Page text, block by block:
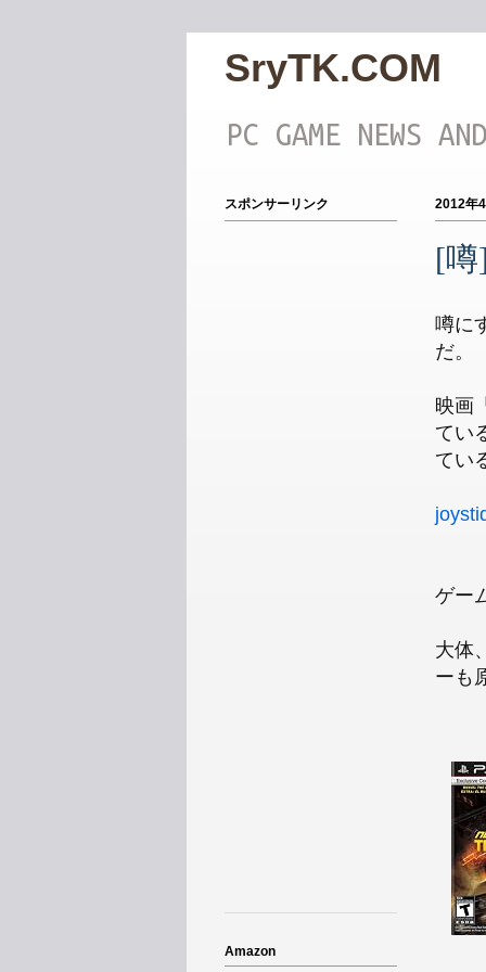
SryTK.COM
PC GAME NEWS
2012年
[噂
噂に
だ。
映画
てい
てい
ゲー
大体
ーも
スポンサーリンク
Amazon